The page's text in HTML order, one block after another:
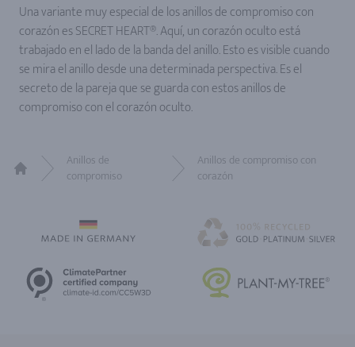
Una variante muy especial de los anillos de compromiso con
corazón es SECRET HEART®. Aquí, un corazón oculto está
trabajado en el lado de la banda del anillo. Esto es visible cuando
se mira el anillo desde una determinada perspectiva. Es el
secreto de la pareja que se guarda con estos anillos de
compromiso con el corazón oculto.
Anillos de
compromiso
Anillos de compromiso con
corazón